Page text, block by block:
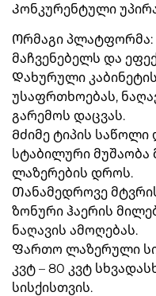
Კონკურენტული
Ორმაგი პლატფორმა:
მაჩვენებელს და
Დახურული
უსაფრთხოებას,
გარემოს დაცვას.
Მძიმე ტიპის
სტაბილური
ლაზერების დროს.
Თანამედროვე
ზონური ჰაერის
ნაღავის ამოღებას.
Ფართო ლაზერული
კვტ – 80 კვტ
სისქისთვის.